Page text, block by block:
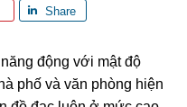
Share
động với mật độ
phố và văn phòng hiện